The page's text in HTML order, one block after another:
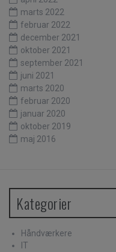
marts 2022
februar 2022
december 2021
oktober 2021
september 2021
juni 2021
marts 2020
februar 2020
januar 2020
oktober 2019
maj 2016
Kategorier
Håndværkere
IT